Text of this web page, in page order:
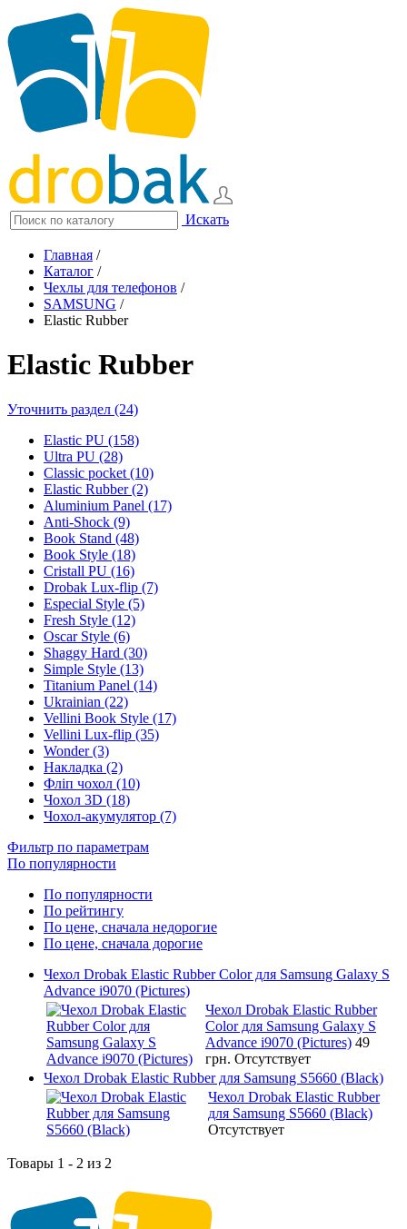
Искать
Главная /
Каталог /
Чехлы для телефонов /
SAMSUNG /
Elastic Rubber
Elastic Rubber
Уточнить раздел (24)
Elastic PU (158)
Ultra PU (28)
Classic pocket (10)
Elastic Rubber (2)
Aluminium Panel (17)
Anti-Shock (9)
Book Stand (48)
Book Style (18)
Cristall PU (16)
Drobak Lux-flip (7)
Especial Style (5)
Fresh Style (12)
Oscar Style (6)
Shaggy Hard (30)
Simple Style (13)
Titanium Panel (14)
Ukrainian (22)
Vellini Book Style (17)
Vellini Lux-flip (35)
Wonder (3)
Накладка (2)
Фліп чохол (10)
Чохол 3D (18)
Чохол-акумулятор (7)
Фильтр по параметрам
По популярности
По популярности
По рейтингу
По цене, сначала недорогие
По цене, сначала дорогие
Чехол Drobak Elastic Rubber Color для Samsung Galaxy S
Advance i9070 (Pictures)
Чехол Drobak Elastic Rubber
Color для Samsung Galaxy S
Advance i9070 (Pictures) 49
грн. Отсутствует
Чехол Drobak Elastic Rubber для Samsung S5660 (Black)
Чехол Drobak Elastic Rubber
для Samsung S5660 (Black)
Отсутствует
Товары 1 - 2 из 2